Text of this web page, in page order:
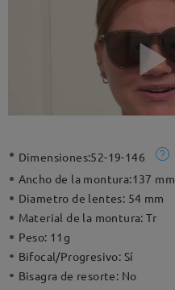
Dimensiones:52-19-146
Ancho de la montura:137 mm
Diametro de lentes: 54 mm
Material de la montura:Tr
Peso: 11g
Bifocal/Progresivo: Sí
Bisagra de resorte: No